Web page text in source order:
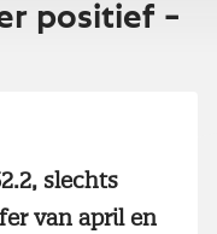
positief –
slechts
van april en